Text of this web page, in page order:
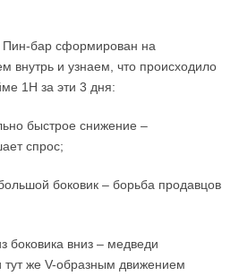
Пин-бар сформирован на
внутрь и узнаем, что происходило
1H за эти 3 дня:
быстрое снижение –
спрос;
боковик – борьба продавцов
боковика вниз – медведи
же V-образным движением